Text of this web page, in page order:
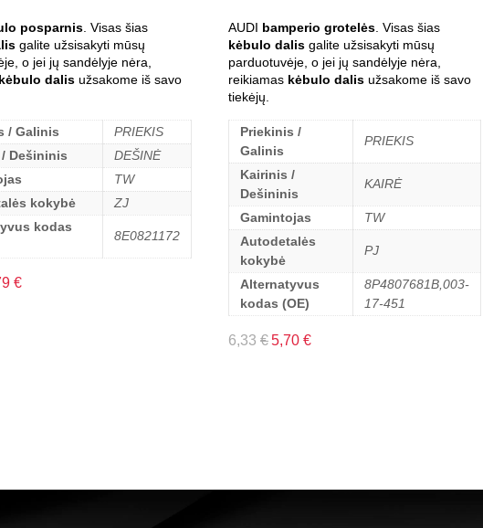
posparnis. Visas šias
galite užsisakyti mūsų
o jei jų sandėlyje nėra,
kėbulo dalisužsakome iš savo
/ Galinis
PRIEKIS
Dešininis
DEŠINĖ
TW
kokybė
ZJ
kodas
8E0821172
€
AUDI bamperio grotelės . Visas šias
kėbulo dalis galite užsisakyti mūsų
parduotuvėje, o jei jų sandėlyje nėra,
reikiamas kėbulo dalis užsakome iš savo
tiekėjų.
Priekinis /
Galinis
PRIEKIS
Kairinis /
Dešininis
KAIRĖ
Gamintojas
TW
Autodetalės
kokybė
PJ
Alternatyvus
kodas (OE)
8P4807681B,003-
17-451
6,33 €5,70 €